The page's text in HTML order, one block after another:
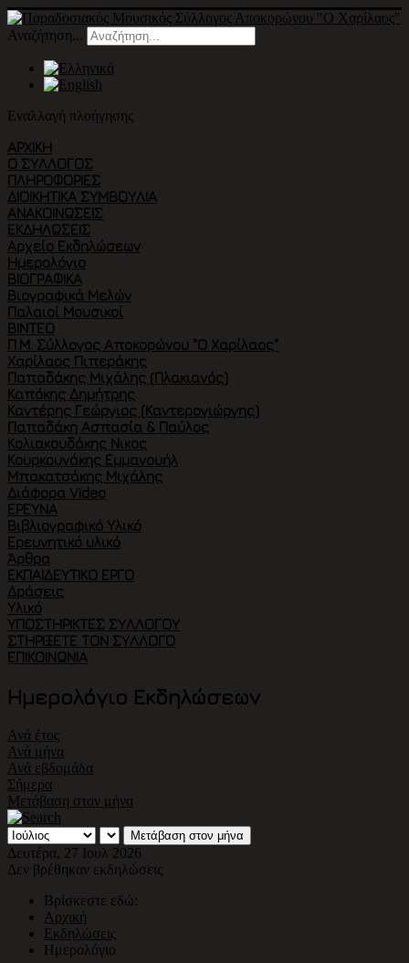
Αναζήτηση...
Εναλλαγή πλοήγησης
ΑΡΧΙΚΉ
Ο ΣΎΛΛΟΓΟΣ
ΠΛΗΡΟΦΟΡΙΕΣ
ΔΙΟΙΚΗΤΙΚΑ ΣΥΜΒΟΥΛΙΑ
ΑΝΑΚΟΙΝΩΣΕΙΣ
ΕΚΔΗΛΏΣΕΙΣ
Αρχείο Εκδηλώσεων
Ημερολόγιο
ΒΙΟΓΡΑΦΙΚΆ
Βιογραφικά Μελών
Παλαιοί Μουσικοί
ΒΙΝΤΕΟ
Π.Μ. Σύλλογος Αποκορώνου "Ο Χαρίλαος"
Χαρίλαος Πιπεράκης
Παπαδάκης Μιχάλης (Πλακιανός)
Καπόκης Δημήτρης
Καντέρης Γεώργιος (Καντερογιώργης)
Παπαδάκη Ασπασία & Παύλος
Κολιακουδάκης Νικος
Κουρκουνάκης Εμμανουήλ
Μπακατσάκης Μιχάλης
Διάφορα Video
ΈΡΕΥΝΑ
Βιβλιογραφικό Υλικό
Ερευνητικό υλικό
Άρθρα
ΕΚΠΑΙΔΕΥΤΙΚΌ ΈΡΓΟ
Δράσεις
Υλικό
ΥΠΟΣΤΗΡΙΚΤΈΣ ΣΥΛΛΌΓΟΥ
ΣΤΗΡΊΞΕΤΕ ΤΟΝ ΣΎΛΛΟΓΟ
ΕΠΙΚΟΙΝΩΝΊΑ
Ημερολόγιο Εκδηλώσεων
Ανά έτος
Ανά μήνα
Ανά εβδομάδα
Σήμερα
Μετάβαση στον μήνα
Μετάβαση στον μήνα
Δευτέρα, 27 Ιουλ 2026
Δεν βρέθηκαν εκδηλώσεις
Βρίσκεστε εδώ:
Αρχική
Εκδηλώσεις
Ημερολόγιο